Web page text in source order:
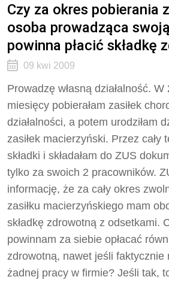
Czy za okres pobierania
osoba prowadząca
powinna płacić składkę
09 kwi 2009
Prowadzę własną działalność.
miesięcy pobierałam zasiłek
działalności, a potem urodziłam
zasiłek macierzyński. Przez cały
składki i składałam do ZUS
tylko za swoich 2 pracowników.
informację, że za cały okres
zasiłku macierzyńskiego mam
składkę zdrowotną z odsetkami.
powinnam za siebie opłacać
zdrowotną, nawet jeśli faktycznie
żadnej pracy w firmie? Jeśli tak,